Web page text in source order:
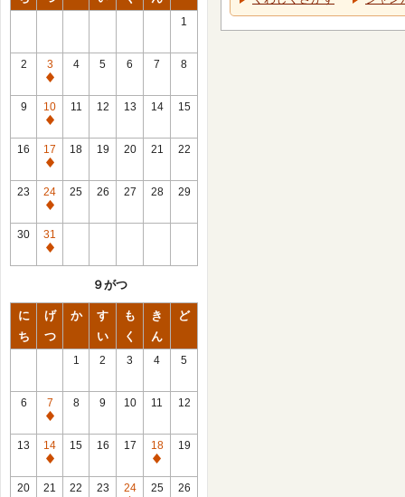
1
2
3
休
館
日
4 5 6 7 8
9
10
休
館
日
11 12 13 14 15
16
17
休
館
日
18 19 20 21 22
23
24
休
館
日
25 26 27 28 29
30
31
休
９がつ
に
ち
げ
つ
か
す
い
も
く
き
ん
ど
1 2 3 4 5
6
7
休
館
日
8 9 10 11 12
13
14
休
館
15 16 17
18
休
館
19
20 21 22 23
24
25 26